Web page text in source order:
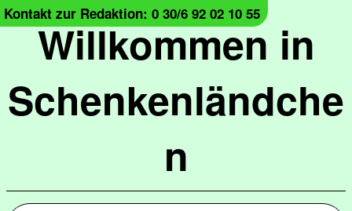
Willkommen in
Schenkenländche
n
Kontakt zur Redaktion: 0 30/6 92 02 10 55